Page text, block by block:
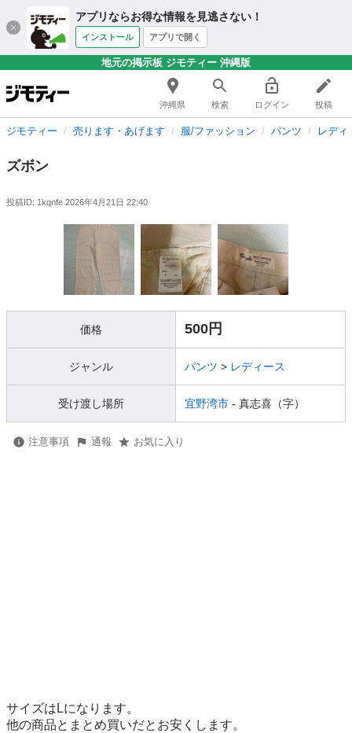
アプリならお得な情報を見逃さない！
インストール アプリで開く
地元の掲示板 ジモティー 沖縄版
沖縄県 検索 ログイン 投稿
ジモティー 売ります・あげます 服/ファッション パンツ レディ
ズボン
投稿ID: 1kqnfe 2026年4月21日 22:40
価格 500円
ジャンル パンツ > レディース
受け渡し場所 宜野湾市 - 真志喜（字）
注意事項 通報 お気に入り
サイズはLになります。
他の商品とまとめ買いだとお安くします。